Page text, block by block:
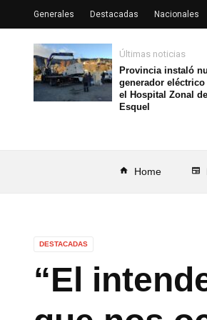
home Home newspaper
Últimas noticias
Provincia instaló
generador eléctrico
el Hospital Zonal de
Esquel
Generales Destacadas Nacionales
DESTACADAS
“El